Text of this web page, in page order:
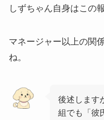
しずちゃん自身はこの
マネージャー以上の関
ね。
後述します
組でも「彼